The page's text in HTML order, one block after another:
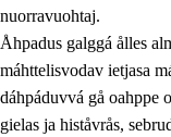
2.2 Máhtudahka
2.3 Vuodulasj
2.4 Oahppat
nuorravuohtaj.
Åhpadus galggá ålles
máhttelisvodav ietjasa
dáhpáduvvá gå oahppe
gielas ja histåvrås,